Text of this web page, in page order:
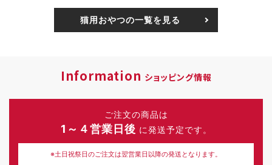
猫用おやつの一覧を見る
Information ショッピング情報
ご注文の商品は
1～４営業日後 に発送予定です。
※土日祝祭日のご注文は翌営業日以降の発送となります。